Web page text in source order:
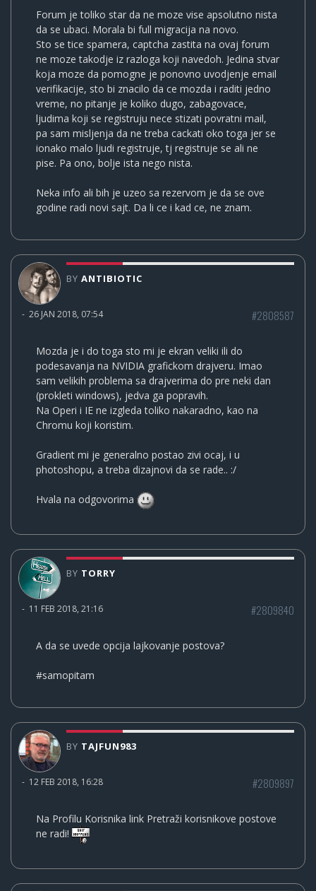
Forum je toliko star da ne moze vise apsolutno nista
da se ubaci. Morala bi full migracija na novo.
Sto se tice spamera, captcha zastita na ovaj forum
ne moze takodje iz razloga koji navedoh. Jedina stvar
koja moze da pomogne je ponovno uvodjenje email
verifikacije, sto bi znacilo da ce mozda i raditi jedno
vreme, no pitanje je koliko dugo, zabagovace,
ljudima koji se registruju nece stizati povratni mail,
pa sam misljenja da ne treba cackati oko toga jer se
ionako malo ljudi registruje, tj registruje se ali ne
pise. Pa ono, bolje ista nego nista.
Neka info ali bih je uzeo sa rezervom je da se ove
godine radi novi sajt. Da li ce i kad ce, ne znam.
BY ANTIBIOTIC
- 26 JAN 2018, 07:54 #2808587
Mozda je i do toga sto mi je ekran veliki ili do
podesavanja na NVIDIA grafickom drajveru. Imao
sam velikih problema sa drajverima do pre neki dan
(prokleti windows), jedva ga popravih.
Na Operi i IE ne izgleda toliko nakaradno, kao na
Chromu koji koristim.
Gradient mi je generalno postao zivi ocaj, i u
photoshopu, a treba dizajnovi da se rade.. :/
Hvala na odgovorima
BY TORRY
- 11 FEB 2018, 21:16 #2809840
A da se uvede opcija lajkovanje postova?
#samopitam
BY TAJFUN983
- 12 FEB 2018, 16:28 #2809897
Na Profilu Korisnika link Pretraži korisnikove postove
ne radi!